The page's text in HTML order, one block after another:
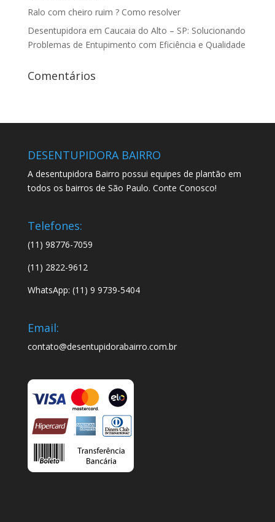
Ralo com cheiro ruim ? Como resolver
Desentupidora em Caucaia do Alto – SP: Solucionando
Problemas de Entupimento com Eficiência e Qualidade
Comentários
DESENTUPIDORA BAIRRO
A desentupidora Bairro possui equipes de plantão em
todos os bairros de São Paulo. Conte Conosco!
Telefones:
(11) 98776-7059
(11) 2822-9612
WhatsApp: (11) 9 9739-5404
Email:
contato@desentupidorabairro.com.br